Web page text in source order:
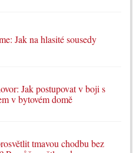
Jak na hlasité sousedy
Jak postupovat v boji s
v bytovém domě
tmavou chodbu bez